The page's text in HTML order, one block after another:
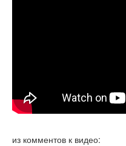
из комментов к видео: